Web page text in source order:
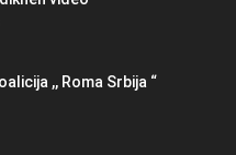
,, Roma Srbija “